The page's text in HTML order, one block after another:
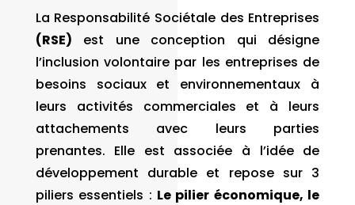
La Responsabilité Sociétale des Entreprises
(RSE) est une conception qui désigne
l’inclusion volontaire par les entreprises de
besoins sociaux et environnementaux à
leurs activités commerciales et à leurs
attachements avec leurs parties
prenantes. Elle est associée à l’idée de
développement durable et repose sur 3
piliers essentiels : Le pilier économique, le